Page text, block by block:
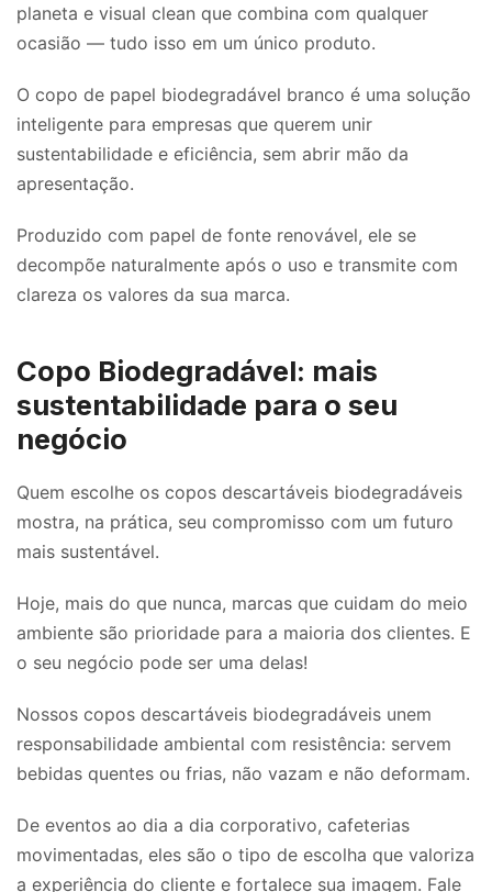
planeta e visual clean que combina com qualquer
ocasião — tudo isso em um único produto.
O copo de papel biodegradável branco é uma solução
inteligente para empresas que querem unir
sustentabilidade e eficiência, sem abrir mão da
apresentação.
Produzido com papel de fonte renovável, ele se
decompõe naturalmente após o uso e transmite com
clareza os valores da sua marca.
Copo Biodegradável: mais
sustentabilidade para o seu
negócio
Quem escolhe os copos descartáveis biodegradáveis
mostra, na prática, seu compromisso com um futuro
mais sustentável.
Hoje, mais do que nunca, marcas que cuidam do meio
ambiente são prioridade para a maioria dos clientes. E
o seu negócio pode ser uma delas!
Nossos copos descartáveis biodegradáveis unem
responsabilidade ambiental com resistência: servem
bebidas quentes ou frias, não vazam e não deformam.
De eventos ao dia a dia corporativo, cafeterias
movimentadas, eles são o tipo de escolha que valoriza
a experiência do cliente e fortalece sua imagem. Fale